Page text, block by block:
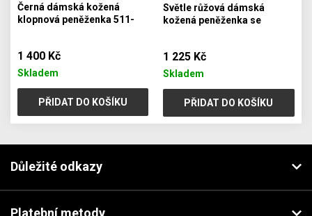
Černá dámská kožená
klopnová peněženka 511-
1 400 Kč
Skladem
PŘIDAT DO KOŠÍKU
Světle růžová dámská
kožená peněženka se
1 225 Kč
Skladem
PŘIDAT DO KOŠÍKU
Důležité odkazy
Platební metody